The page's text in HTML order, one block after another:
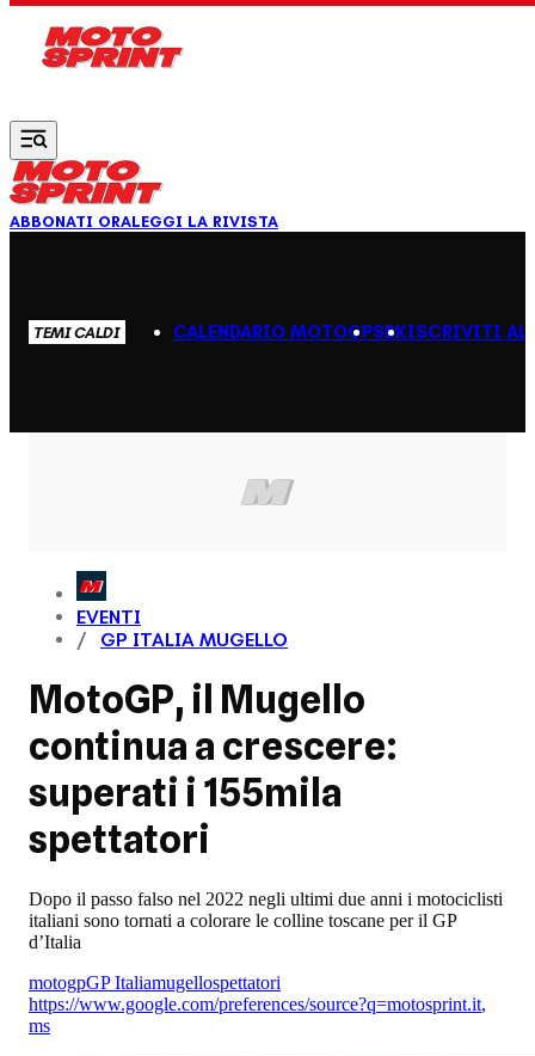
ABBONATI ORALEGGI LA RIVISTA
TEMI CALDI CALENDARIO MOTOGPSBKISCRIVITI AL
EVENTI
GP ITALIA MUGELLO
MotoGP, il Mugello
continua a crescere:
superati i 155mila
spettatori
Dopo il passo falso nel 2022 negli ultimi due anni i motociclisti
italiani sono tornati a colorare le colline toscane per il GP
d’Italia
motogpGP Italiamugellospettatori
https://www.google.com/preferences/source?q=motosprint.it,
ms